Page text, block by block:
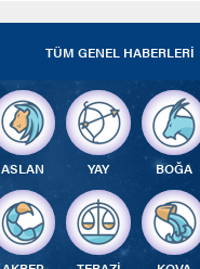
TÜM GENEL HABERLERİ
ASLAN YAY BOĞA